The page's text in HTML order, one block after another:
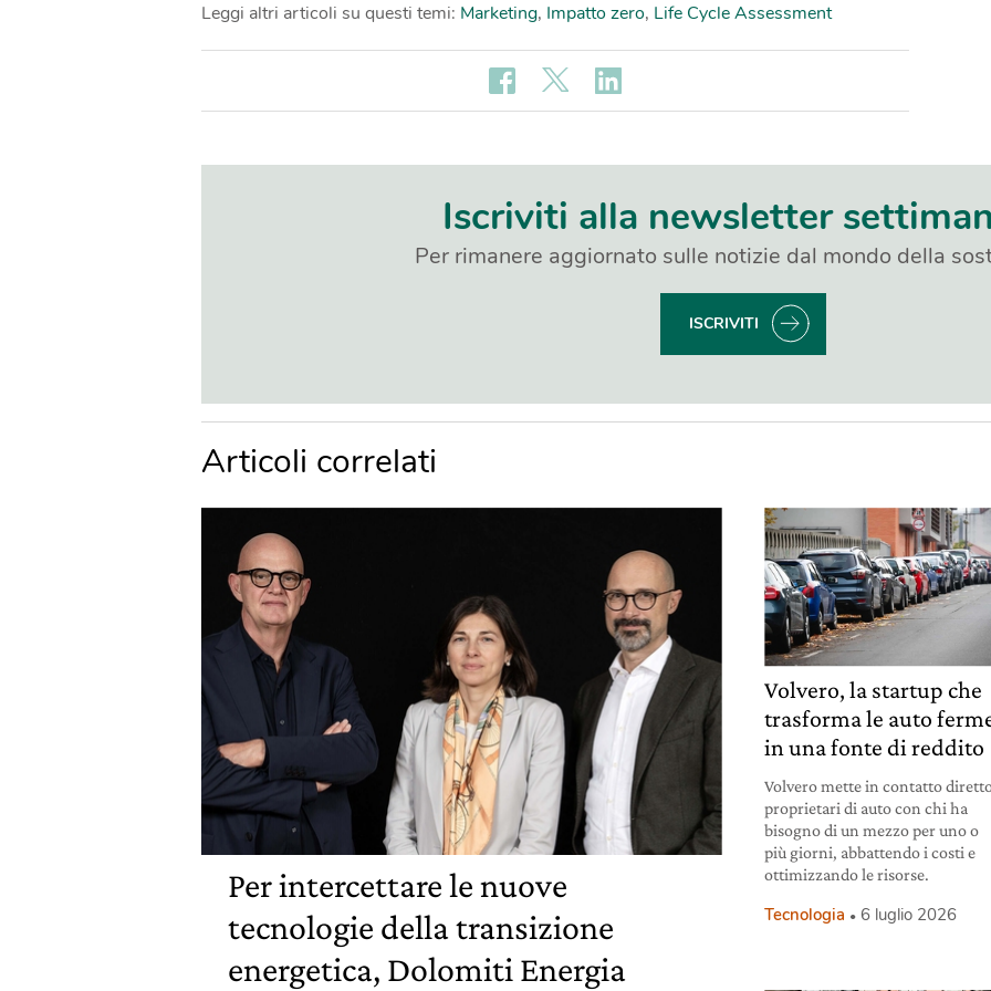
Leggi altri articoli su questi temi: Marketing, Impatto zero, Life Cycle Assessment
Iscriviti alla newsletter
Per rimanere aggiornato sulle notizie dal mondo della
ISCRIVITI
Articoli correlati
Per intercettare le nuove
tecnologie della transizione
energetica, Dolomiti Energia
Volvero, la startup che
trasforma le auto
in una fonte di reddito
Volvero mette in contatto
proprietari di auto con chi ha
bisogno di un mezzo per uno o
più giorni, abbattendo i costi e
ottimizzando le risorse.
Tecnologia 6 luglio 2026